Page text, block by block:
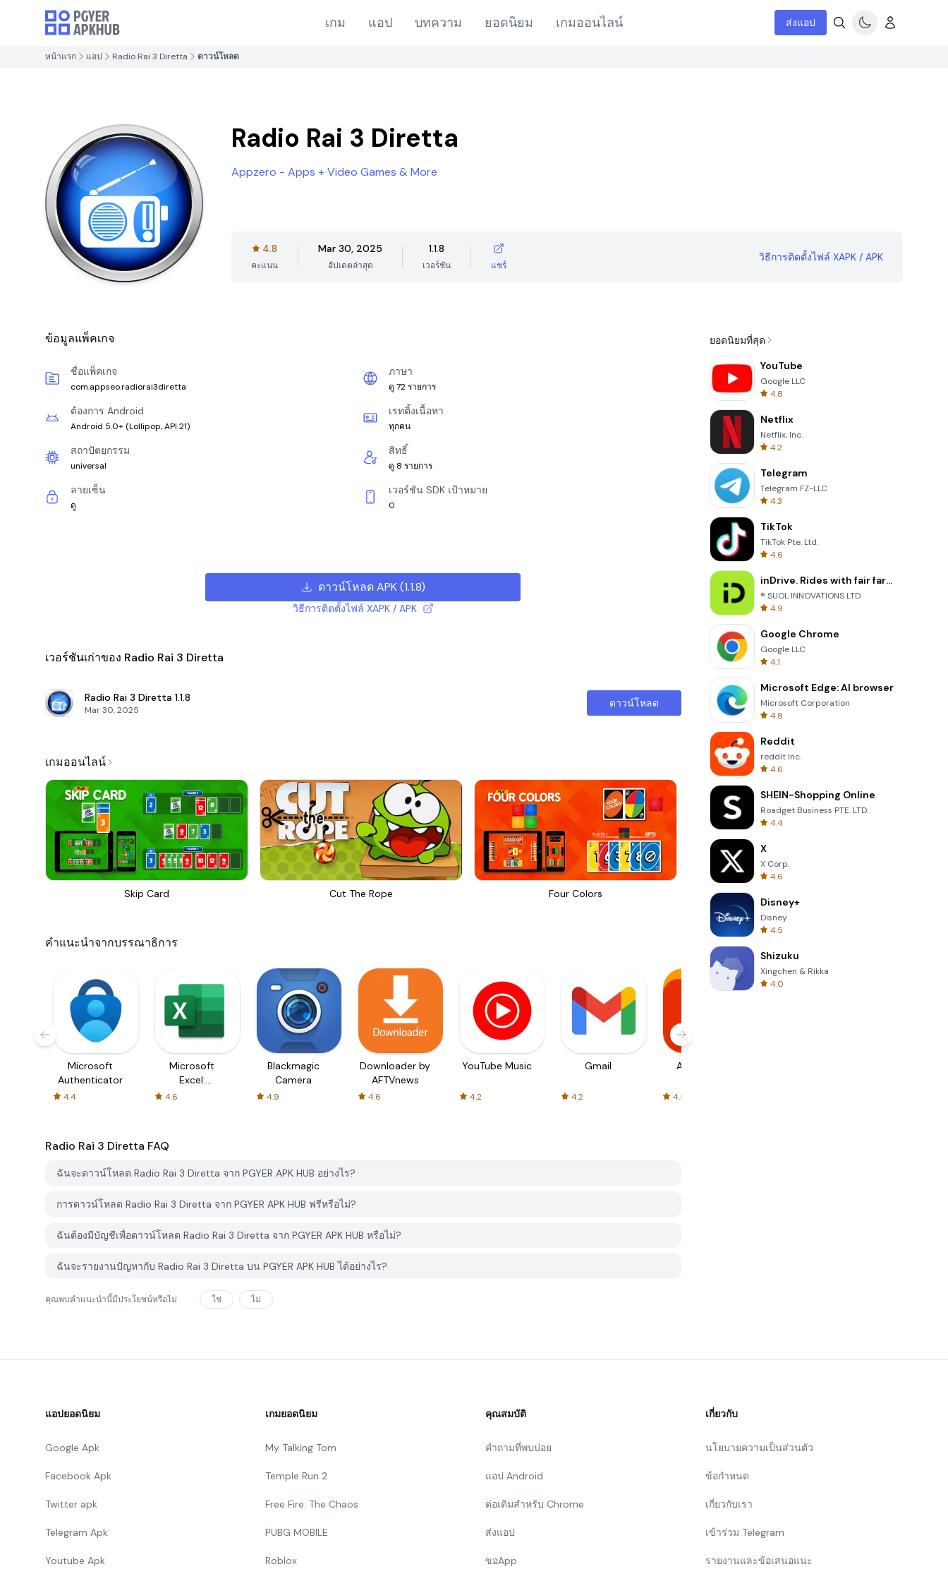
เกม แอป บทความ ยอดนิยม เกมออนไลน์ ส่งแอป
หน้าแรก แอป Radio Rai 3 Diretta ดาวน์โหลด
Radio Rai 3 Diretta
Appzero - Apps + Video Games & More
4.8
คะแนน
Mar 30, 2025
อัปเดตล่าสุด
1.1.8
เวอร์ชัน แชร์
วิธีการติดตั้งไฟล์ XAPK / APK
ข้อมูลแพ็คเกจ
ชื่อแพ็คเกจ
com.appseo.radiorai3diretta
ภาษา
ดู 72 รายการ
ต้องการ Android
Android 5.0+ (Lollipop, API 21)
เรทติ้งเนื้อหา
ทุกคน
สถาปัตยกรรม
universal
สิทธิ์
ดู 8 รายการ
ลายเซ็น
ดู
เวอร์ชัน SDK เป้าหมาย
0
ดาวน์โหลด APK(1.1.8)
วิธีการติดตั้งไฟล์ XAPK / APK
เวอร์ชันเก่าของ Radio Rai 3 Diretta
Radio Rai 3 Diretta 1.1.8
Mar 30, 2025
ดาวน์โหลด
เกมออนไลน์
Skip Card Cut The Rope Four Colors
คำแนะนำจากบรรณาธิการ
Microsoft
Authenticator
4.4
Microsoft
Excel:
Spreadsheets
4.6
Blackmagic
Camera
4.9
Downloader by
AFTVnews
4.6
YouTube Music
4.2
Gmail
4.2
AliExpress
4.5
Radio Rai 3 Diretta FAQ
ฉันจะดาวน์โหลด Radio Rai 3 Diretta จาก PGYER APK HUB อย่างไร?
การดาวน์โหลด Radio Rai 3 Diretta จาก PGYER APK HUB ฟรีหรือไม่?
ฉันต้องมีบัญชีเพื่อดาวน์โหลด Radio Rai 3 Diretta จาก PGYER APK HUB หรือไม่?
ฉันจะรายงานปัญหากับ Radio Rai 3 Diretta บน PGYER APK HUB ได้อย่างไร?
คุณพบคำแนะนำนี้มีประโยชน์หรือไม่ ใช่ ไม่
ยอดนิยมที่สุด
YouTube
Google LLC
4.8
Netflix
Netflix, Inc.
4.2
Telegram
Telegram FZ-LLC
4.3
TikTok
TikTok Pte. Ltd.
4.6
inDrive. Rides with fair fares
® SUOL INNOVATIONS LTD
4.9
Google Chrome
Google LLC
4.1
Microsoft Edge: AI browser
Microsoft Corporation
4.8
Reddit
reddit Inc.
4.6
SHEIN-Shopping Online
Roadget Business PTE. LTD.
4.4
X
X Corp.
4.6
Disney+
Disney
4.5
Shizuku
Xingchen & Rikka
4.0
แอปยอดนิยม
Google Apk
Facebook Apk
Twitter apk
Telegram Apk
Youtube Apk
เกมยอดนิยม
My Talking Tom
Temple Run 2
Free Fire: The Chaos
PUBG MOBILE
Roblox
คุณสมบัติ
คำถามที่พบบ่อย
แอป Android
ต่อเติมสำหรับ Chrome
ส่งแอป
ขอApp
เกี่ยวกับ
นโยบายความเป็นส่วนตัว
ข้อกำหนด
เกี่ยวกับเรา
เข้าร่วม Telegram
รายงานและข้อเสนอแนะ